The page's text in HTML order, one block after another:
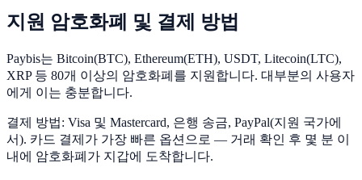
지원 암호화폐 및 결제 방법
Paybis는 Bitcoin(BTC), Ethereum(ETH), USDT, Litecoin(LTC),
XRP 등 80개 이상의 암호화폐를 지원합니다. 대부분의 사용자
에게 이는 충분합니다.
결제 방법: Visa 및 Mastercard, 은행 송금, PayPal(지원 국가에
서). 카드 결제가 가장 빠른 옵션으로 — 거래 확인 후 몇 분 이
내에 암호화폐가 지갑에 도착합니다.